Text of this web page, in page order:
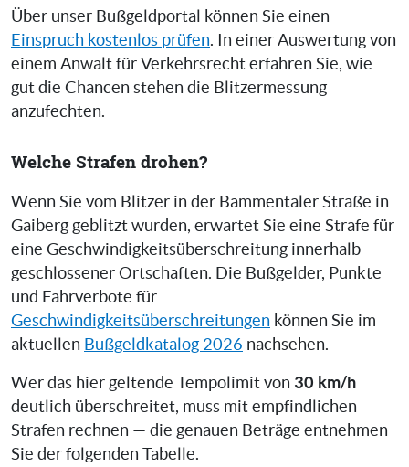
Über unser Bußgeldportal können Sie einen
Einspruch kostenlos prüfen. In einer Auswertung von
einem Anwalt für Verkehrsrecht erfahren Sie, wie
gut die Chancen stehen die Blitzermessung
anzufechten.
Welche Strafen drohen?
Wenn Sie vom Blitzer in der Bammentaler Straße in
Gaiberg geblitzt wurden, erwartet Sie eine Strafe für
eine Geschwindigkeitsüberschreitung innerhalb
geschlossener Ortschaften. Die Bußgelder, Punkte
und Fahrverbote für
Geschwindigkeitsüberschreitungen können Sie im
aktuellen Bußgeldkatalog 2026 nachsehen.
Wer das hier geltende Tempolimit von 30 km/h
deutlich überschreitet, muss mit empfindlichen
Strafen rechnen — die genauen Beträge entnehmen
Sie der folgenden Tabelle.